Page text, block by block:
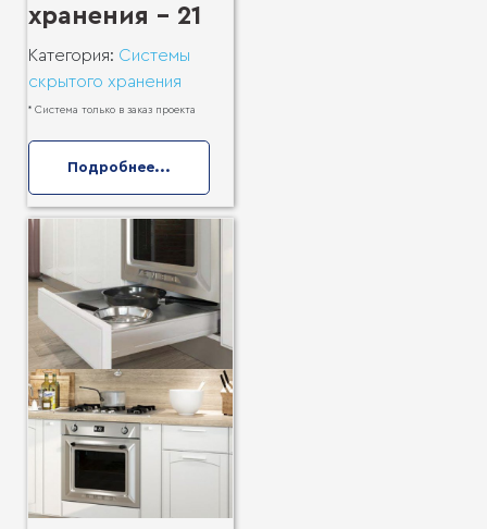
хранения - 21
Категория: Системы
скрытого хранения
* Система только в заказ проекта
Подробнее...